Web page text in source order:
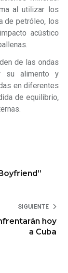
al utilizar los
de petróleo, los
acústico
de las ondas
su alimento y
en diferentes
de equilibrio,
SIGUIENTE
hoy
a Cuba